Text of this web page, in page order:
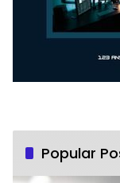
Popular